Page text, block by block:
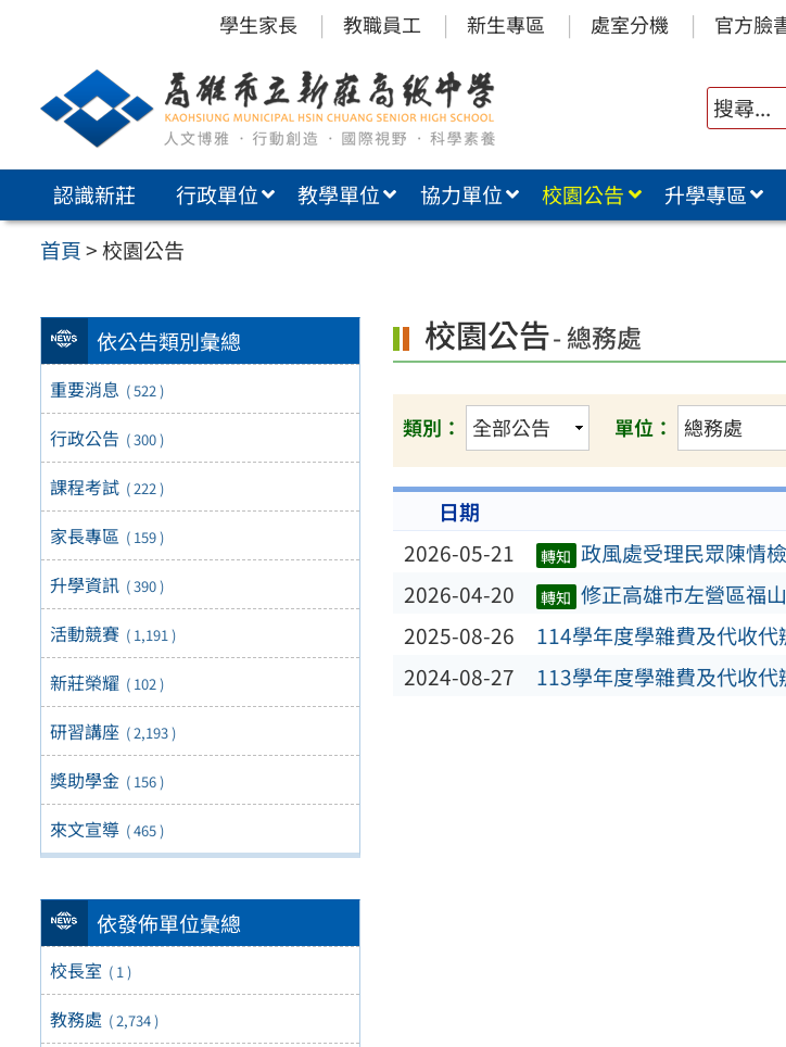
內
學生家長 教職員工 新生專區 處室分機 官方臉
認識新莊 行政單位 教學單位 協力單位 校園公告 升學專區
首頁>校園公告
依公告類別彙總
重要消息 ( 522 )
行政公告 ( 300 )
課程考試 ( 222 )
家長專區 ( 159 )
升學資訊 ( 390 )
活動競賽 ( 1,191 )
新莊榮耀 ( 102 )
研習講座 ( 2,193 )
獎助學金 ( 156 )
來文宣導 ( 465 )
依發佈單位彙總
校長室 ( 1 )
教務處 ( 2,734 )
校園公告- 總務處
類別： 單位：
日期
2026-05-21
轉知 政風處受理民眾陳情
2026-04-20 轉知 修正高雄市左營區福
2025-08-26 114學年度學雜費及代收
2024-08-27 113學年度學雜費及代收